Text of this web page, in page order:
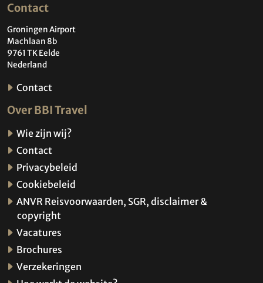
Contact
Groningen Airport
Machlaan 8b
9761 TK Eelde
Nederland
Contact
Over BBI Travel
Wie zijn wij?
Contact
Privacybeleid
Cookiebeleid
ANVR Reisvoorwaarden, SGR, disclaimer &
copyright
Vacatures
Brochures
Verzekeringen